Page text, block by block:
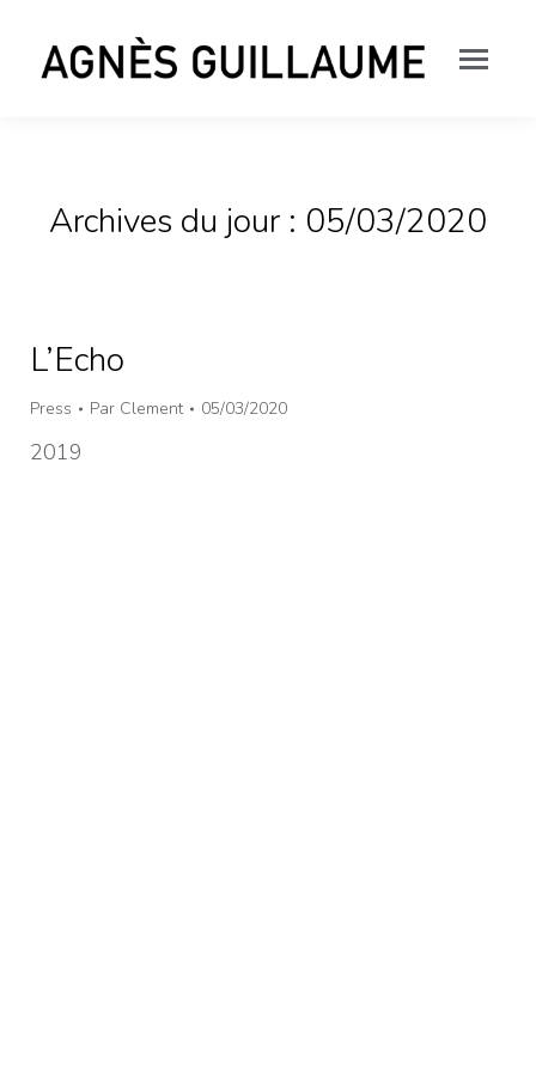
Archives du jour : 05/03/2020
L’Echo
Press Par Clement 05/03/2020
2019